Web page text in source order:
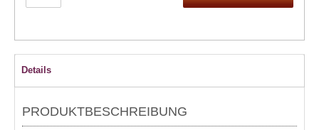
Details
PRODUKTBESCHREIBUNG